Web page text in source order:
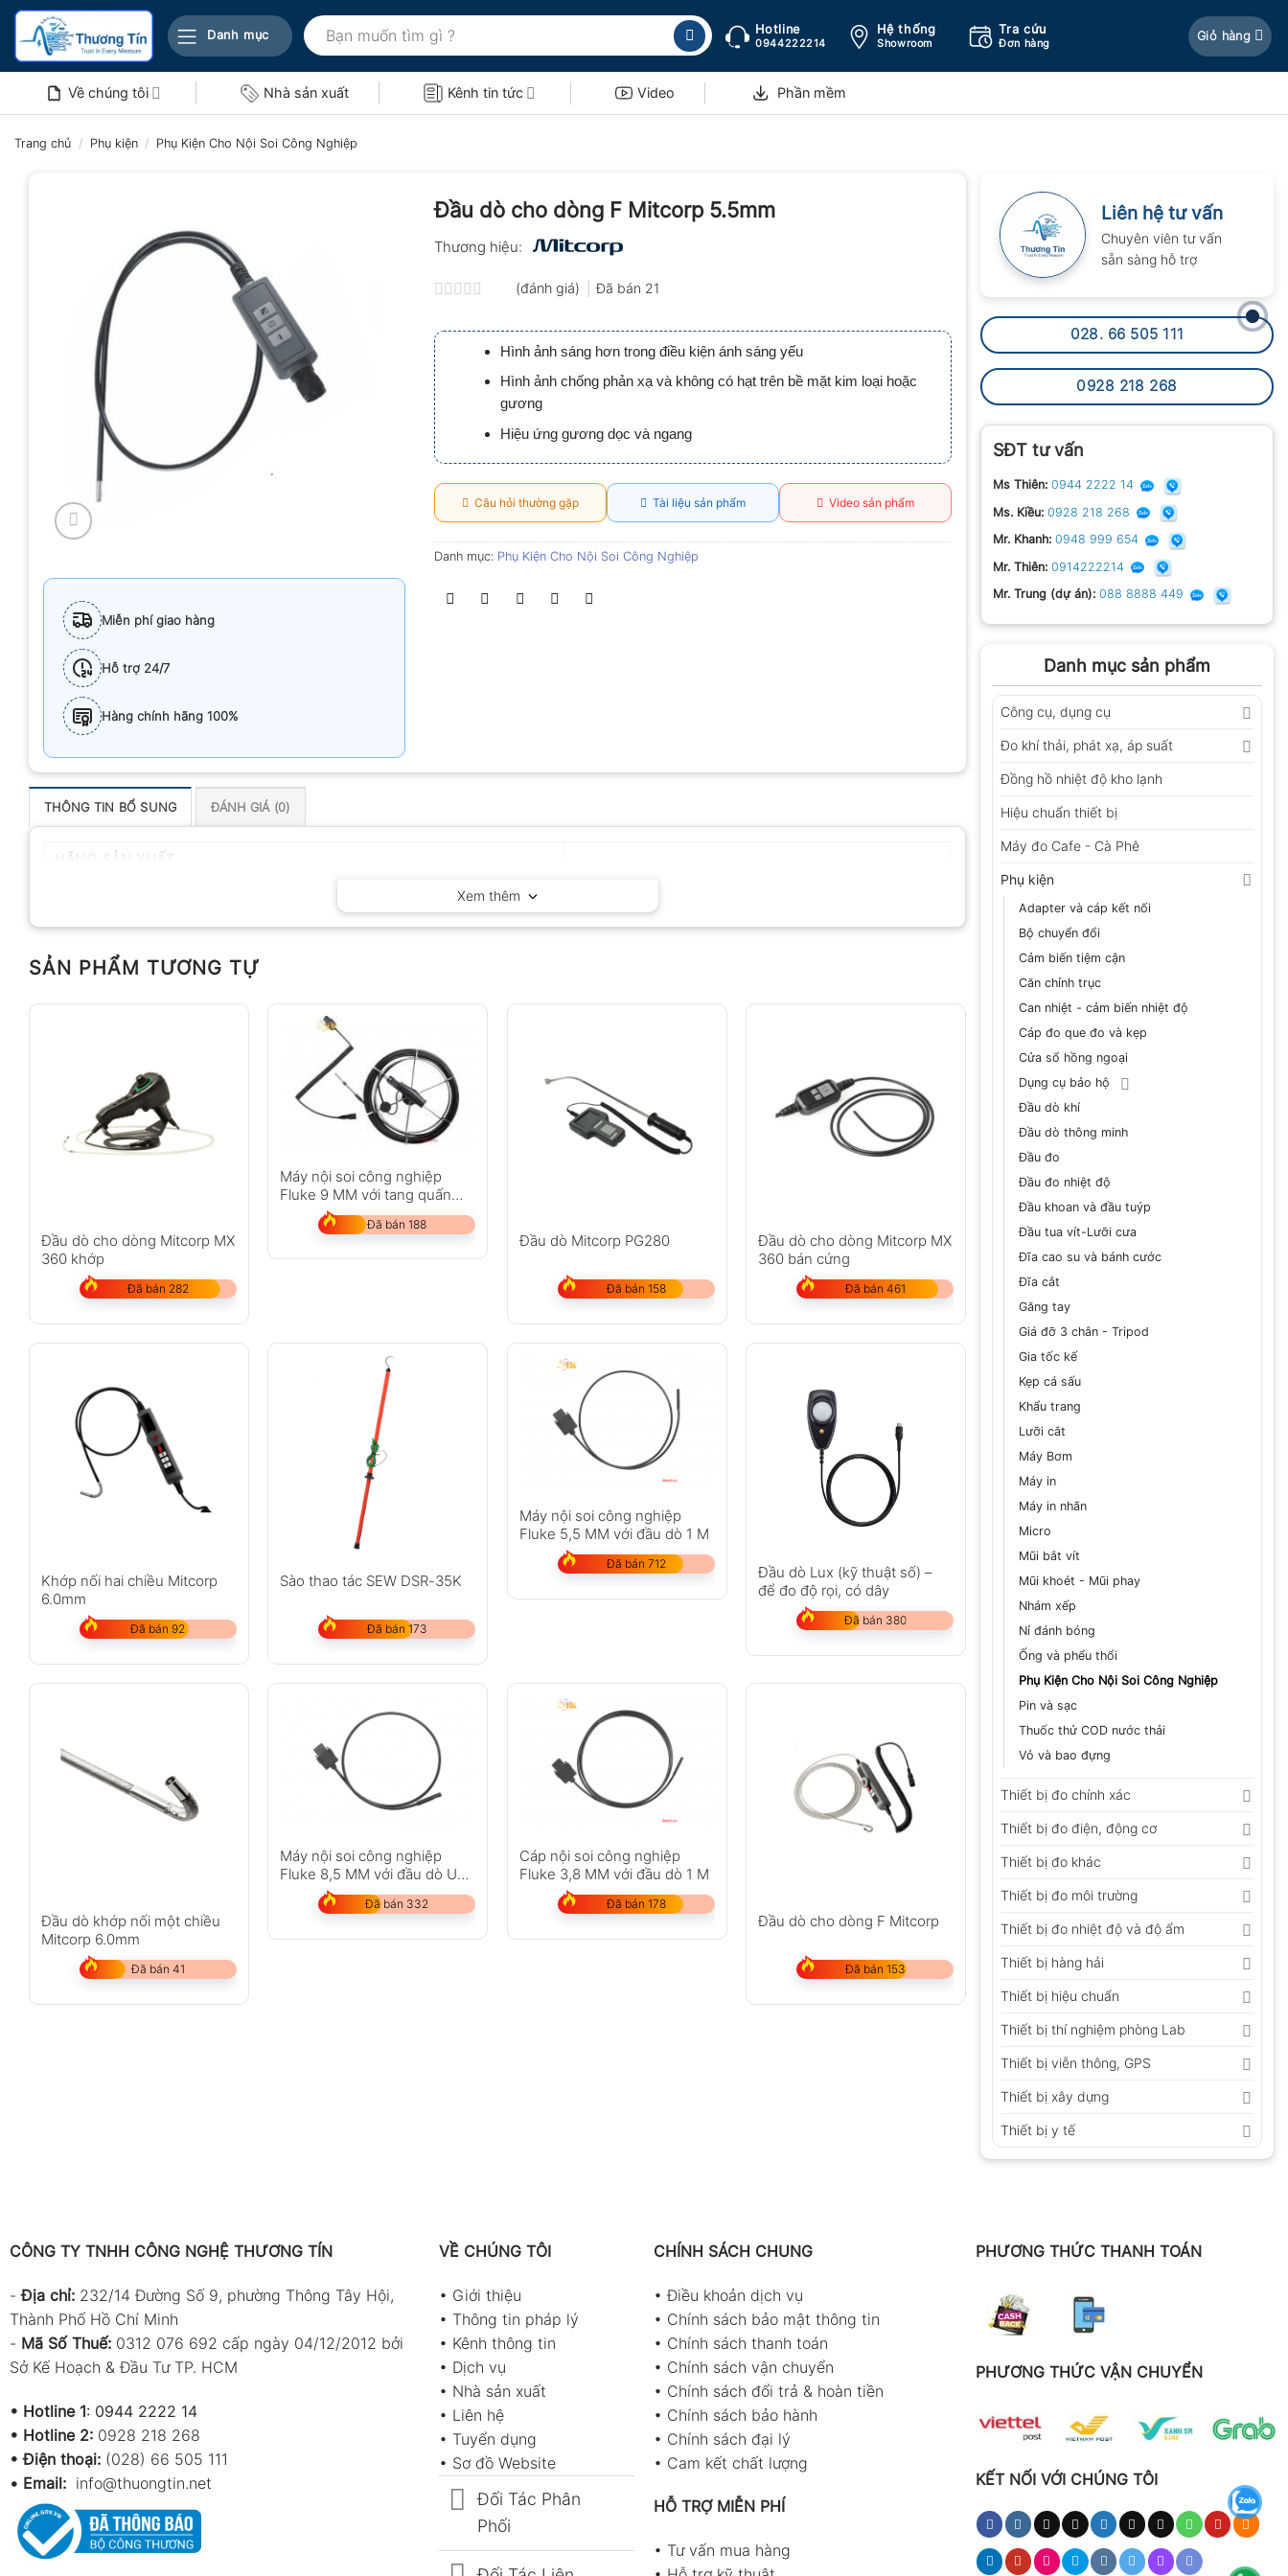
Bỏ
nội
Danh mục
Tìm
kiếm:
Hotline
0944222214
Hệ thống
Showroom
Tra cứu
Đơn hàng
Giỏ hàng
Về chúng tôi Nhà sản xuất Kênh tin tức Video Phần mềm
Trang chủ / Phụ kiện / Phụ Kiện Cho Nội Soi Công Nghiệp
Liên hệ tư vấn
Chuyên viên tư vấn
sẵn sàng hỗ trợ
028. 66 505 111
0928 218 268
SĐT tư vấn
Ms Thiên: 0944 2222 14
Ms. Kiều: 0928 218 268
Mr. Khanh: 0948 999 654
Mr. Thiên: 0914222214
Mr. Trung (dự án): 088 8888 449
Danh mục sản phẩm
Công cụ, dụng cụ
Đo khí thải, phát xạ, áp suất
Đồng hồ nhiệt độ kho lạnh
Hiệu chuẩn thiết bị
Máy đo Cafe - Cà Phê
Phụ kiện
Adapter và cáp kết nối
Bộ chuyển đổi
Cảm biến tiệm cận
Căn chỉnh trục
Can nhiệt - cảm biến nhiệt độ
Cáp đo que đo và kẹp
Cửa sổ hồng ngoại
Dụng cụ bảo hộ
Đầu dò khí
Đầu dò thông minh
Đầu đo
Đầu đo nhiệt độ
Đầu khoan và đầu tuýp
Đầu tua vít-Lưỡi cưa
Đĩa cao su và bánh cước
Đĩa cắt
Găng tay
Giá đỡ 3 chân - Tripod
Gia tốc kế
Kẹp cá sấu
Khẩu trang
Lưỡi cắt
Máy Bơm
Máy in
Máy in nhãn
Micro
Mũi bắt vít
Mũi khoét - Mũi phay
Nhám xếp
Nỉ đánh bóng
Ống và phểu thổi
Phụ Kiện Cho Nội Soi Công Nghiệp
Pin và sạc
Thuốc thử COD nước thải
Vỏ và bao đựng
Thiết bị đo chính xác
Thiết bị đo điện, động cơ
Thiết bị đo khác
Thiết bị đo môi trường
Thiết bị đo nhiệt độ và độ ẩm
Thiết bị hàng hải
Thiết bị hiệu chuẩn
Thiết bị thí nghiệm phòng Lab
Thiết bị viễn thông, GPS
Thiết bị xây dựng
Thiết bị y tế
Miễn phí giao hàng
Hỗ trợ 24/7
Hàng chính hãng 100%
Đầu dò cho dòng F Mitcorp 5.5mm
Thương hiệu:
xếp
hạng
0.0
5
sao
(đánh giá) Đã bán 21
Hình ảnh sáng hơn trong điều kiện ánh sáng yếu
Hình ảnh chống phản xạ và không có hạt trên bề mặt kim loại hoặc
gương
Hiệu ứng gương dọc và ngang
Câu hỏi thường gặp Tài liệu sản phẩm Video sản phẩm
Danh mục: Phụ Kiện Cho Nội Soi Công Nghiệp
THÔNG TIN BỔ SUNG ĐÁNH GIÁ (0)
Xem thêm
SẢN PHẨM TƯƠNG TỰ
Đầu dò cho dòng Mitcorp MX
360 khớp
Đã bán 282
Máy nội soi công nghiệp
Fluke 9 MM với tang quấn
đầu dò 20 M
Đã bán 188
Đầu dò Mitcorp PG280
Đã bán 158
Đầu dò cho dòng Mitcorp MX
360 bán cứng
Đã bán 461
Khớp nối hai chiều Mitcorp
6.0mm
Đã bán 92
Sào thao tác SEW DSR-35K
Đã bán 173
Máy nội soi công nghiệp
Fluke 5,5 MM với đầu dò 1 M
Đã bán 712
Đầu dò Lux (kỹ thuật số) –
để đo độ rọi, có dây
Đã bán 380
Đầu dò khớp nối một chiều
Mitcorp 6.0mm
Đã bán 41
Máy nội soi công nghiệp
Fluke 8,5 MM với đầu dò UV
Đã bán 332
Cáp nội soi công nghiệp
Fluke 3,8 MM với đầu dò 1 M
Đã bán 178
Đầu dò cho dòng F Mitcorp
Đã bán 153
CÔNG TY TNHH CÔNG NGHỆ THƯƠNG TÍN
-Địa chỉ: 232/14 Đường Số 9, phường Thông Tây Hội,
Thành Phố Hồ Chí Minh
- Mã Số Thuế: 0312 076 692 cấp ngày 04/12/2012 bởi
Sở Kế Hoạch & Đầu Tư TP. HCM
• Hotline 1: 0944 2222 14
• Hotline 2: 0928 218 268
• Điện thoại: (028) 66 505 111
• Email: info@thuongtin.net
VỀ CHÚNG TÔI
• Giới thiệu
• Thông tin pháp lý
• Kênh thông tin
• Dịch vụ
• Nhà sản xuất
• Liên hệ
• Tuyển dụng
• Sơ đồ Website
Đối Tác Phân
Phối
CHÍNH SÁCH CHUNG
•Điều khoản dịch vụ
• Chính sách bảo mật thông tin
• Chính sách thanh toán
• Chính sách vận chuyển
• Chính sách đổi trả & hoàn tiền
• Chính sách bảo hành
• Chính sách đại lý
• Cam kết chất lượng
HỖ TRỢ MIỄN PHÍ
• Tư vấn mua hàng
PHƯƠNG THỨC THANH TOÁN
PHƯƠNG THỨC VẬN CHUYỂN
KẾT NỐI VỚI CHÚNG TÔI